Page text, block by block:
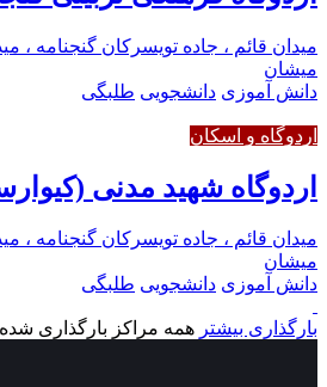
میدان قائم ، جاده تویسرکان گنجنامه ،
میشان
دانش آموزی دانشجویی طلبگی
اردوگاه و اسکان
اردوگاه شهید مدنی
میدان قائم ، جاده تویسرکان گنجنامه ،
میشان
دانش آموزی دانشجویی طلبگی
بارگذاری بیشتر همه مراکز بارگذاری